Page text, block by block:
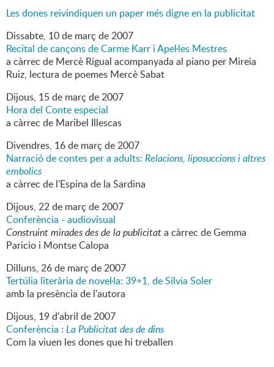
Les dones reivindiquen un paper més digne en la publicitat
Dissabte, 10de març de2007
Recital de cançons de Carme Karr i Apel·les Mestres
a càrrec de Mercè Rigual acompanyada al piano per Mireia
Ruiz, lectura de poemes Mercè Sabat
Dijous, 15de març de2007
Hora del Conte especial
a càrrec de Maribel Illescas
Divendres, 16de març de2007
Narració de contes per a adults: Relacions, liposuccions i altres
embolics
a càrrec de l'Espina de la Sardina
Dijous, 22de març de2007
Conferència - audiovisual
Construint mirades des de la publicitata càrrec de Gemma
Paricio i Montse Calopa
Dilluns, 26de març de2007
Tertúlia literària de novel·la: 39+1, de Sílvia Soler
amb la presència de l'autora
Dijous, 19d'abril de2007
Conferència : La Publicitat des de dins
Com la viuen les dones que hi treballen